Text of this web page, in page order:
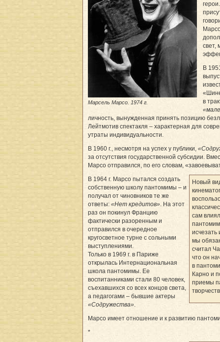
Марсель Марсо. 1974 г.
свет,
В
в
личность, вынужденная принять позицию
Лейтмотив спектакля – характерная для
утраты индивидуальности.
В 1960 г., несмотря на успех у публики,
за отсутствия государственной субсидии.
Марсо отправился, по его словам,
Новый
сам
исчезать
мы
считал
что он
в
Карно и
приемы
В 1964 г. Марсо пытался создать
собственную школу пантомимы – и
получал от чиновников те же
ответы: «Нет кредитов». На этот
раз он покинул Францию
фактически разоренным и
отправился в очередное
кругосветное турне с сольными
выступлениями.
Только в 1969 г. в Париже
открылась Интернациональная
школа пантомимы. Ее
воспитанниками стали 80 человек,
съехавшихся со всех концов света,
а педагогами – бывшие актеры
«Содружества».
Марсо имеет отношение и к развитию
*